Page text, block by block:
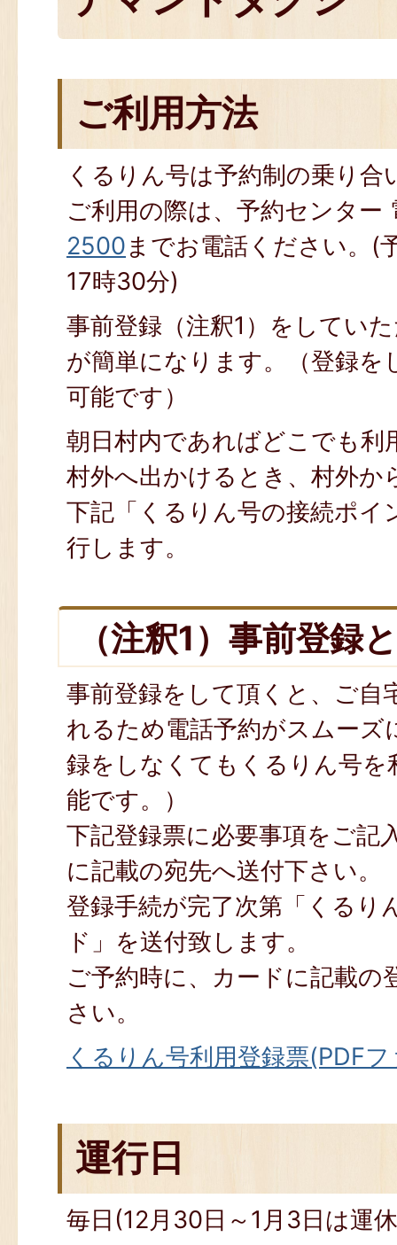
ご利用方法
くるりん号は予約制の乗り合
ご利用の際は、予約センター
2500までお電話ください。(
17時30分)
事前登録（注釈1）をしてい
が簡単になります。（登録を
可能です）
朝日村内であればどこでも利
村外へ出かけるとき、村外か
下記「くるりん号の接続ポイ
行します。
（注釈1）事前登録
事前登録をして頂くと、ご自
れるため電話予約がスムーズ
録をしなくてもくるりん号を
能です。）
下記登録票に必要事項をご記
に記載の宛先へ送付下さい。
登録手続が完了次第「くるり
ド」を送付致します。
ご予約時に、カードに記載の
さい。
くるりん号利用登録票(PDF
運行日
毎日(12月30日～1月3日は運